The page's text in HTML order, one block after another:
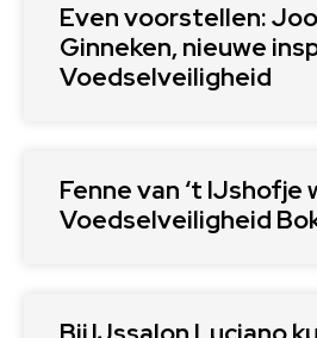
Even voorstellen:
Ginneken, nieuwe
Voedselveiligheid
Fenne van ‘t IJshofje
Voedselveiligheid